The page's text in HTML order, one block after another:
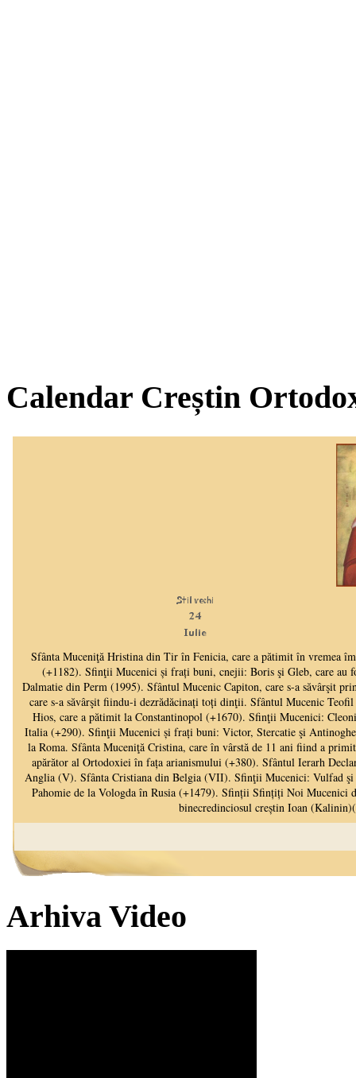
Calendar Creștin
Arhiva Video